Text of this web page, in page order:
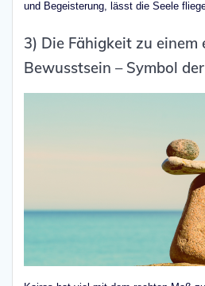
und Begeisterung, lässt die Seele
3) Die Fähigkeit zu einem
Bewusstsein – Symbol